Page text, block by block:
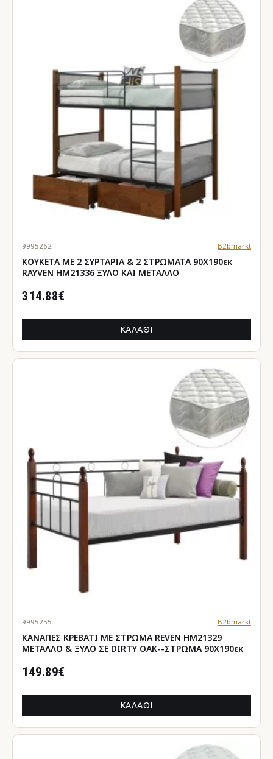
9995262 B2bmarkt
ΚΟΥΚΕΤΑ ΜΕ 2 ΣΥΡΤΑΡΙΑ & 2 ΣΤΡΩΜΑΤΑ 90X190εκ
RAYVEN HM21336 ΞΥΛΟ ΚΑΙ ΜΕΤΑΛΛΟ
314.88€
ΚΑΛΆΘΙ
9995255 B2bmarkt
ΚΑΝΑΠΕΣ ΚΡΕΒΑΤΙ ΜΕ ΣΤΡΩΜΑ REVEN HM21329
ΜΕΤΑΛΛΟ & ΞΥΛΟ ΣΕ DIRTY OAK--ΣΤΡΩΜΑ 90Χ190εκ
149.89€
ΚΑΛΆΘΙ